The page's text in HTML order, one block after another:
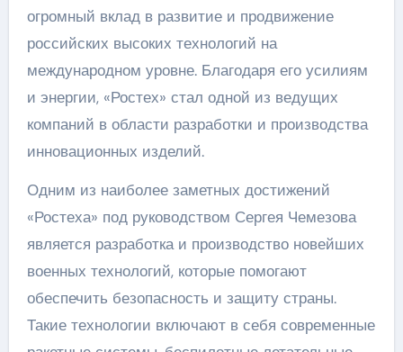
огромный вклад в развитие и продвижение
российских высоких технологий на
международном уровне. Благодаря его усилиям
и энергии, «Ростех» стал одной из ведущих
компаний в области разработки и производства
инновационных изделий.
Одним из наиболее заметных достижений
«Ростеха» под руководством Сергея Чемезова
является разработка и производство новейших
военных технологий, которые помогают
обеспечить безопасность и защиту страны.
Такие технологии включают в себя современные